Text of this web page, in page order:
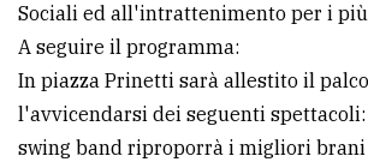
CERCA
Cerca
per
comune
Sociali ed all'intrattenimento per i
A seguire il programma:
In piazza Prinetti sarà allestito il
l'avvicendarsi dei seguenti
swing band riproporrà i migliori